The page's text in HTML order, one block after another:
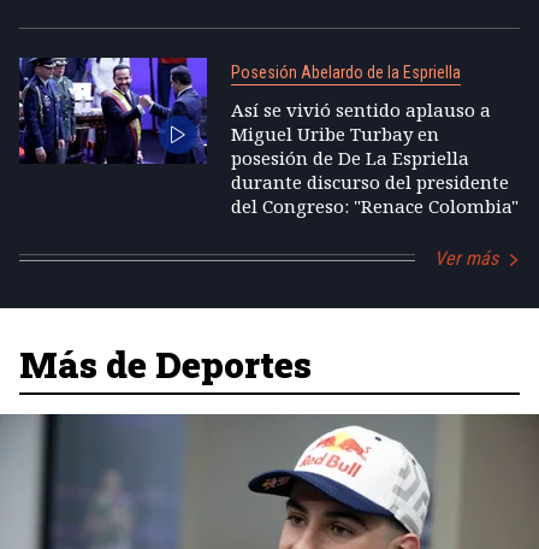
Posesión Abelardo de la Espriella
Así se vivió sentido aplauso a
Miguel Uribe Turbay en
posesión de De La Espriella
durante discurso del presidente
del Congreso: "Renace Colombia"
Ver más
Más de Deportes